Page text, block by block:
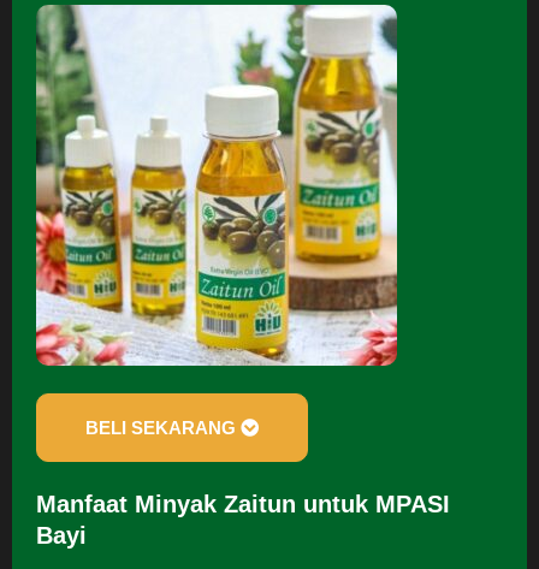
BELI SEKARANG
Manfaat Minyak Zaitun untuk MPASI
Bayi